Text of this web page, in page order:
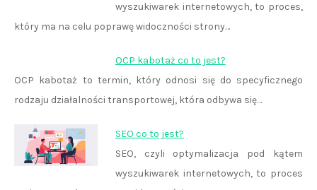
wyszukiwarek internetowych, to proces,
który ma na celu poprawę widoczności strony…
OCP kabotaż co to jest?
OCP kabotaż to termin, który odnosi się do specyficznego
rodzaju działalności transportowej, która odbywa się…
SEO co to jest?
SEO, czyli optymalizacja pod kątem
wyszukiwarek internetowych, to proces